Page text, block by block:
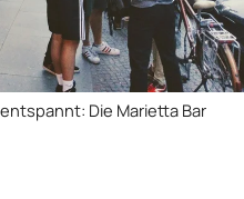
Die Marietta Bar